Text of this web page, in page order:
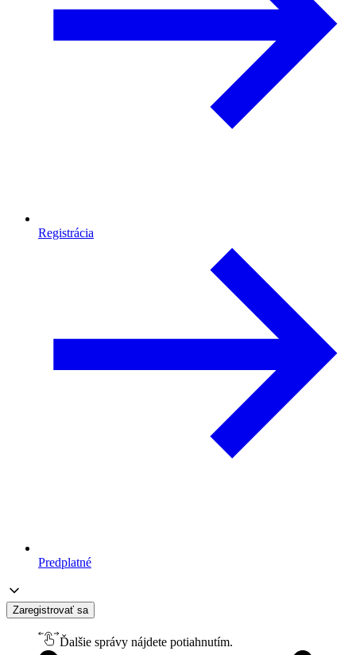
Registrácia
Predplatné
Zaregistrovať sa
Ďalšie správy nájdete potiahnutím.